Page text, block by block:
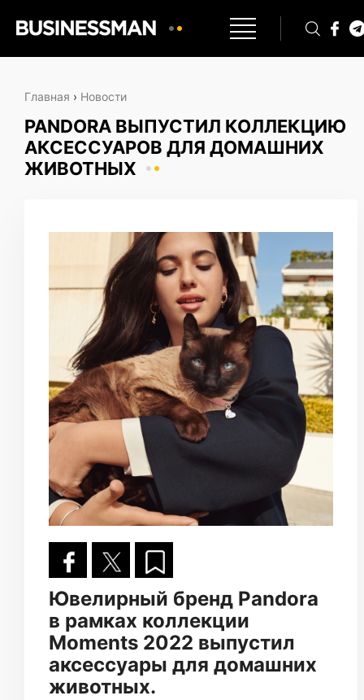
Главная › Новости
PANDORA ВЫПУСТИЛ КОЛЛЕКЦИЮ
АКСЕССУАРОВ ДЛЯ ДОМАШНИХ
ЖИВОТНЫХ
Ювелирный бренд Pandora
в рамках коллекции
Moments 2022 выпустил
аксессуары для домашних
животных.